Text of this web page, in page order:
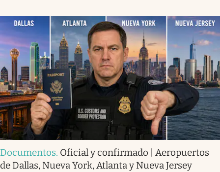
Documentos. Oficial y confirmado | Aeropuertos
de Dallas, Nueva York, Atlanta y Nueva Jersey